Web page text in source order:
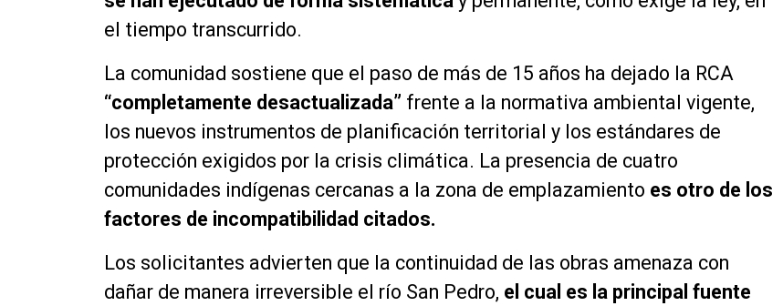
el tiempo transcurrido.
La comunidad sostiene que el paso de más de 15 años ha dejado la RCA
“completamente desactualizada” frente a la normativa ambiental vigente,
los nuevos instrumentos de planificación territorial y los estándares de
protección exigidos por la crisis climática. La presencia de cuatro
comunidades indígenas cercanas a la zona de emplazamiento es otro de los
factores de incompatibilidad citados.
Los solicitantes advierten que la continuidad de las obras amenaza con
dañar de manera irreversible el río San Pedro, el cual es la principal fuente